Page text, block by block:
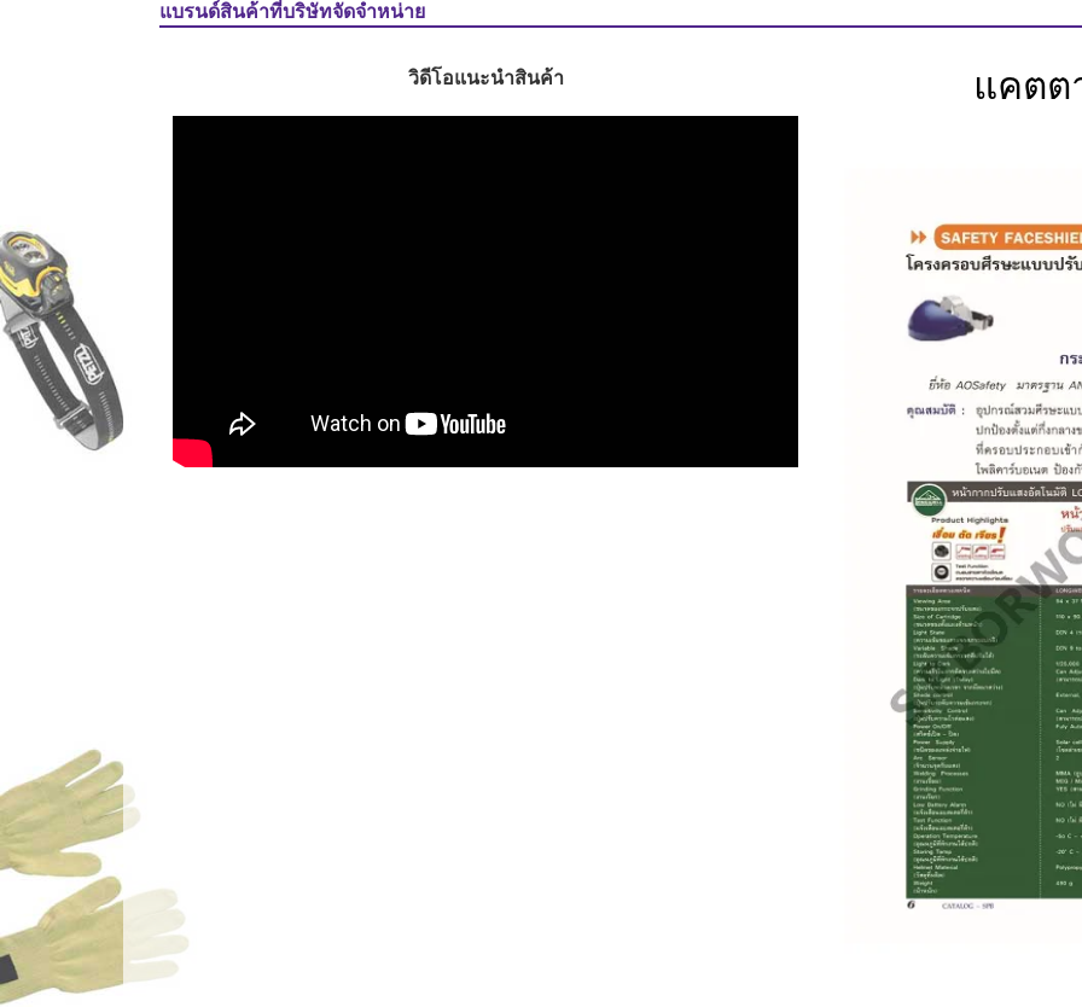
แบรนด์สินค้าที่บริษัทจัดจำหน่าย
วิดีโอแนะนำสินค้า แคตต